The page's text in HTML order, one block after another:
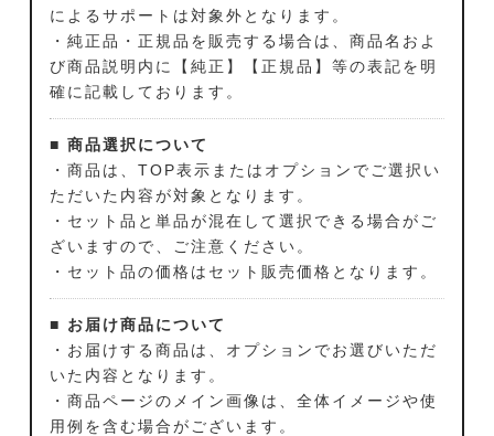
によるサポートは対象外となります。
・純正品・正規品を販売する場合は、商品名およ
び商品説明内に【純正】【正規品】等の表記を明
確に記載しております。
■ 商品選択について
・商品は、TOP表示またはオプションでご選択い
ただいた内容が対象となります。
・セット品と単品が混在して選択できる場合がご
ざいますので、ご注意ください。
・セット品の価格はセット販売価格となります。
■ お届け商品について
・お届けする商品は、オプションでお選びいただ
いた内容となります。
・商品ページのメイン画像は、全体イメージや使
用例を含む場合がございます。